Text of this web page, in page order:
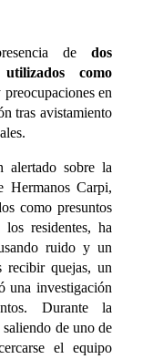
dedos
utilizados como
en
tras avistamiento
alertado sobre la
Hermanos Carpi,
como presuntos
los residentes, ha
ruido y un
recibir quejas, un
una investigación
Durante la
de uno de
el equipo